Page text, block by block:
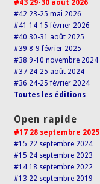
#43 29-30 août 2026
#42 23-25 mai 2026
#41 14-15 février 2026
#40 30-31 août 2025
#39 8-9 février 2025
#38 9-10 novembre 2024
#37 24-25 août 2024
#36 24-25 février 2024
Toutes les éditions
Open rapide
#17 28 septembre 2025
#15 22 septembre 2024
#15 24 septembre 2023
#14 18 septembre 2022
#13 22 septembre 2019